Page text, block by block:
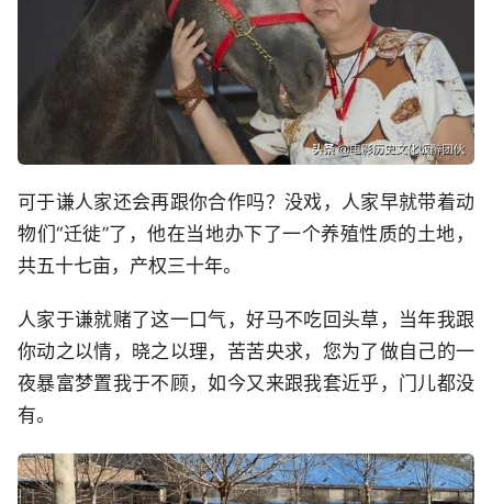
可于谦人家还会再跟你合作吗？没戏，人家早就带着动
物们“迁徙”了，他在当地办下了一个养殖性质的土地，
共五十七亩，产权三十年。
人家于谦就赌了这一口气，好马不吃回头草，当年我跟
你动之以情，晓之以理，苦苦央求，您为了做自己的一
夜暴富梦置我于不顾，如今又来跟我套近乎，门儿都没
有。